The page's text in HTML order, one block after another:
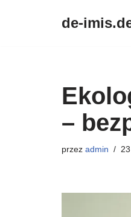
de-
–
przez admin